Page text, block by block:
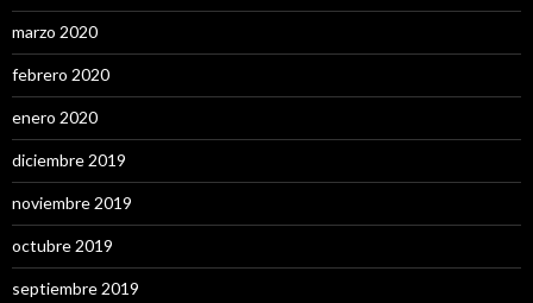
marzo 2020
febrero 2020
enero 2020
diciembre 2019
noviembre 2019
octubre 2019
septiembre 2019